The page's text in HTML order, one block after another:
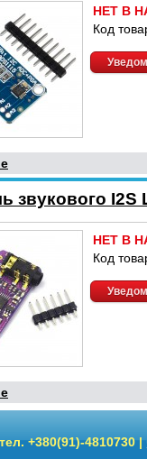
НЕТ В
Код
звукового I2S
НЕТ В
Код
+380(91)-4810730 |